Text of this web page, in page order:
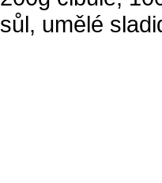
sůl, umělé